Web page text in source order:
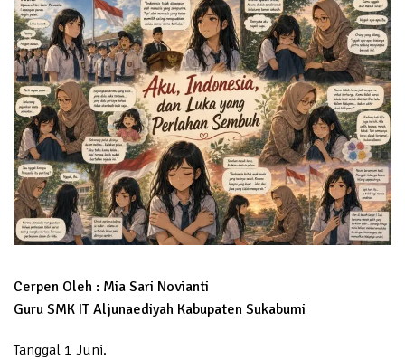
Cerpen Oleh : Mia Sari Novianti
Guru SMK IT Aljunaediyah Kabupaten Sukabumi
Tanggal 1 Juni.